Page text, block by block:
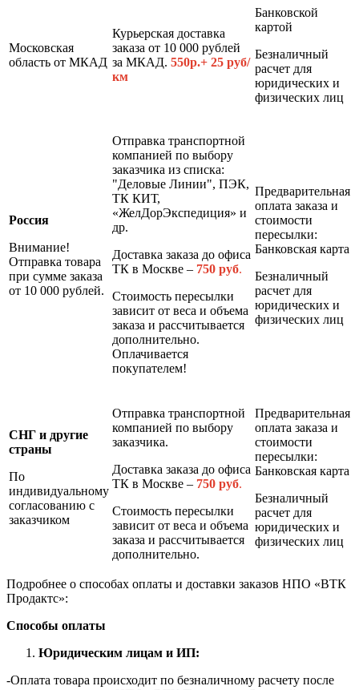
Московская
область от МКАД
Курьерская доставка
заказа от 10 000 рублей
за МКАД. 550р.+ 25 руб/
км
Банковской
картой
Безналичный
расчет для
юридических и
физических лиц
Россия
Внимание!
Отправка товара
при сумме заказа
от 10 000 рублей.
Отправка транспортной
компанией по выбору
заказчика из списка:
"Деловые Линии", ПЭК,
ТК КИТ,
«ЖелДорЭкспедиция» и
др.
Доставка заказа до офиса
ТК в Москве – 750 руб.
Стоимость пересылки
зависит от веса и объема
заказа и рассчитывается
дополнительно.
Оплачивается
покупателем!
Предварительная
оплата заказа и
стоимости
пересылки:
Банковская карта
Безналичный
расчет для
юридических и
физических лиц
СНГ и другие
страны
По
индивидуальному
согласованию с
заказчиком
Отправка транспортной
компанией по выбору
заказчика.
Доставка заказа до офиса
ТК в Москве – 750 руб.
Стоимость пересылки
зависит от веса и объема
заказа и рассчитывается
дополнительно.
Предварительная
оплата заказа и
стоимости
пересылки:
Банковская карта
Безналичный
расчет для
юридических и
физических лиц
Подробнее о способах оплаты и доставки заказов НПО «ВТК
Продактс»:
Способы оплаты
Юридическим лицам и ИП:
-Оплата товара происходит по безналичному расчету после